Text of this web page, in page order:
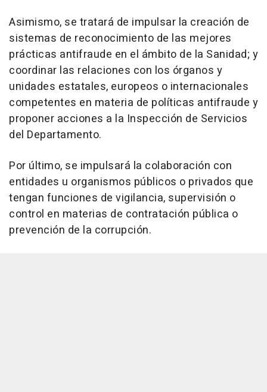
Asimismo, se tratará de impulsar la creación de
sistemas de reconocimiento de las mejores
prácticas antifraude en el ámbito de la Sanidad; y
coordinar las relaciones con los órganos y
unidades estatales, europeos o internacionales
competentes en materia de políticas antifraude y
proponer acciones a la Inspección de Servicios
del Departamento.
Por último, se impulsará la colaboración con
entidades u organismos públicos o privados que
tengan funciones de vigilancia, supervisión o
control en materias de contratación pública o
prevención de la corrupción.